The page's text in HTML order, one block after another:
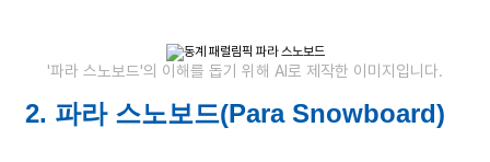
'파라 스노보드'의 이해를 돕기 위해 AI로 제작한 이미지입니다.
2. 파라 스노보드(Para Snowboard)